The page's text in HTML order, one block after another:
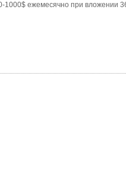
ежемесячно при вложении